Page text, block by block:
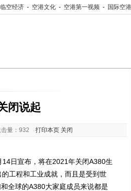
临空经济 - 空港文化 - 空港第一视频 - 国际空
闭说起
量： 932 打印本页 关闭
日宣布，将在2021年关闭A380生
工程和工业成就，而且是受到世
全球的A380大家庭成员来说都是